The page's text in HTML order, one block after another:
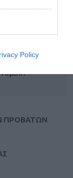
Policy
δεκαήμερο, ο
ΠΡΟΒΑΤΩΝ